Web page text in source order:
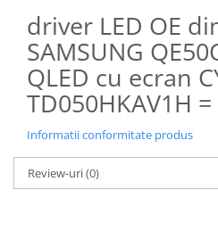
driver LED OE
SAMSUNG
QLED cu ecran
TD050HKAV1H
Informatii conformitate produs
Review-uri(0)